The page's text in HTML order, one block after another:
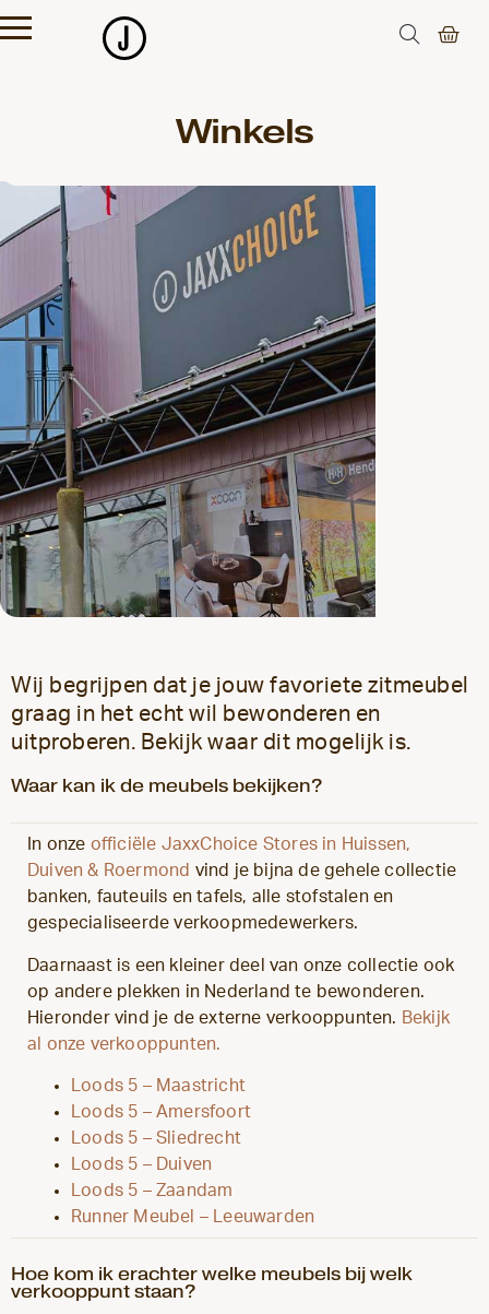
Winkels
Wij begrijpen dat je jouw favoriete zitmeubel
graag in het echt wil bewonderen en
uitproberen. Bekijk waar dit mogelijk is.
Waar kan ik de meubels bekijken?
In onze officiële JaxxChoice Stores in Huissen,
Duiven & Roermond vind je bijna de gehele collectie
banken, fauteuils en tafels, alle stofstalen en
gespecialiseerde verkoopmedewerkers.
Daarnaast is een kleiner deel van onze collectie ook
op andere plekken in Nederland te bewonderen.
Hieronder vind je de externe verkooppunten. Bekijk
al onze verkooppunten.
Loods 5 – Maastricht
Loods 5 – Amersfoort
Loods 5 – Sliedrecht
Loods 5 – Duiven
Loods 5 – Zaandam
Runner Meubel – Leeuwarden
Hoe kom ik erachter welke meubels bij welk
verkooppunt staan?